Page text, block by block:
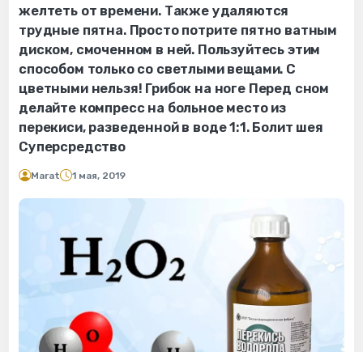
желтеть от времени. Также удаляются
трудные пятна. Просто потрите пятно ватным
диском, смоченном в ней. Пользуйтесь этим
способом только со светлыми вещами. С
цветными нельзя! Грибок на ноге Перед сном
делайте компресс на больное место из
перекиси, разведенной в воде 1:1. Болит шея
Суперсредство
Marat 1 мая, 2019